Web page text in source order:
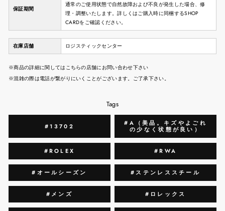
保証期間
通常のご使用状態で自然故障および不良が発生した場合、修
理・調整いたします。詳しくはご購入時に同梱するSHOP
CARDをご確認ください。
在庫店舗 ロジスティックセンター
※商品の詳細に関してはこちらの店舗にお問い合わせ下さい
※混雑の際は電話が繋がりにいくことがございます。ご了承下さい。
Tags
#13702
#A（美品。キズやよごれ
の少なく状態が良い）
#ROLEX #RWA
#オールシーズン #ステンレススチール
#メンズ #ロレックス